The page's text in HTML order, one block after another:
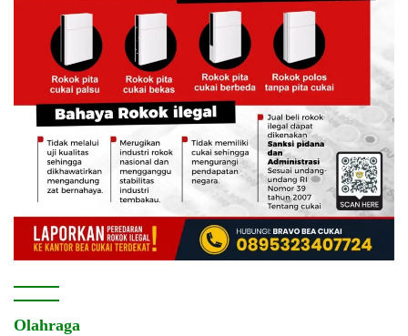
Olahraga